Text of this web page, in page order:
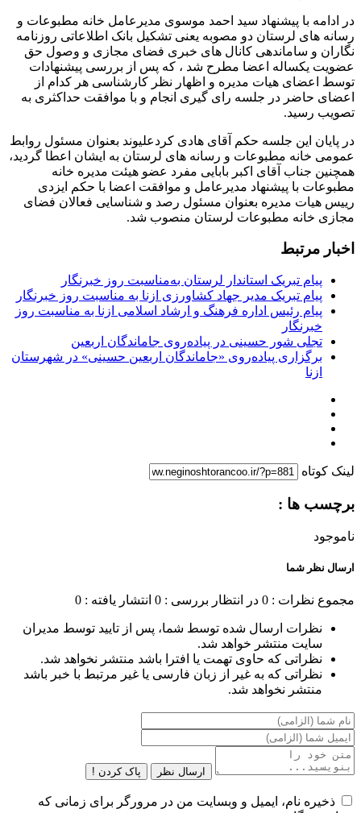
در ادامه با پیشنهاد سید احمد موسوی مدیرعامل خانه مطبوعات و
رسانه های لرستان دو مصوبه یعنی تشکیل بانک اطلاعاتی روزنامه
نگاران و ساماندهی کانال های خبری فضای مجازی و وصول حق
عضویت یکساله اعضا مطرح شد ، که پس از بررسی پیشنهادات
توسط اعضای هیات مدیره و اظهار نظر کارشناسی هر کدام از
اعضای حاضر در جلسه رای گیری انجام و با موافقت حداکثری به
تصویب رسید.
در پایان این جلسه حکم آقای هادی کردعلیوند بعنوان مسئول روابط
عمومی خانه مطبوعات و رسانه های لرستان به ایشان اعطا گردید،
همچنین جناب آقای اکبر بابایی مفرد عضو هیئت مدیره خانه
مطبوعات با پیشنهاد مدیرعامل و موافقت اعضا با حکم ایزدی
رییس هیات مدیره بعنوان مسئول رصد و شناسایی فعالان فضای
مجازی خانه مطبوعات لرستان منصوب شد.
اخبار مرتبط
پیام تبریک استاندار لرستان به‌مناسبت روز خبرنگار
پیام تبریک مدیر جهاد کشاورزی ازنا به مناسبت روز خبرنگار
پیام رئیس اداره فرهنگ و ارشاد اسلامی ازنا به مناسبت روز
خبرنگار
تجلی شور حسینی در پیاده‌روی جاماندگان اربعین
برگزاری پیاده‌روی «جاماندگان اربعین حسینی» در شهرستان
ازنا
لینک کوتاه
برچسب ها :
ناموجود
ارسال نظر شما
مجموع نظرات : 0 در انتظار بررسی : 0 انتشار یافته : 0
نظرات ارسال شده توسط شما، پس از تایید توسط مدیران
سایت منتشر خواهد شد.
نظراتی که حاوی تهمت یا افترا باشد منتشر نخواهد شد.
نظراتی که به غیر از زبان فارسی یا غیر مرتبط با خبر باشد
منتشر نخواهد شد.
ارسال نظر پاک کردن !
ذخیره نام، ایمیل و وبسایت من در مرورگر برای زمانی که